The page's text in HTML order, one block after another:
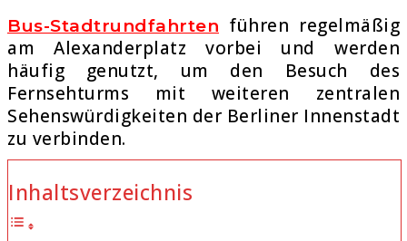
Bus-Stadtrundfahrten führen regelmäßig
am Alexanderplatz vorbei und werden
häufig genutzt, um den Besuch des
Fernsehturms mit weiteren zentralen
Sehenswürdigkeiten der Berliner Innenstadt
zu verbinden.
Inhaltsverzeichnis